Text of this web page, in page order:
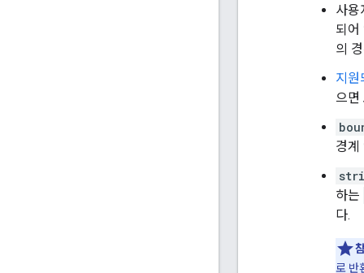
사용
되어
의
지원
으면
경계
하는
다.
로 반